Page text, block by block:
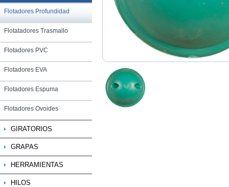
Flotadores Profundidad
Flotatadores Trasmallo
Flotadores PVC
Flotadores EVA
Flotadores Espuma
Flotadores Ovoides
GIRATORIOS
GRAPAS
HERRAMIENTAS
HILOS